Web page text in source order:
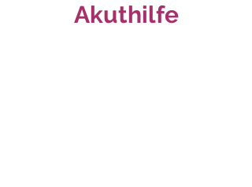
Akuthilfe